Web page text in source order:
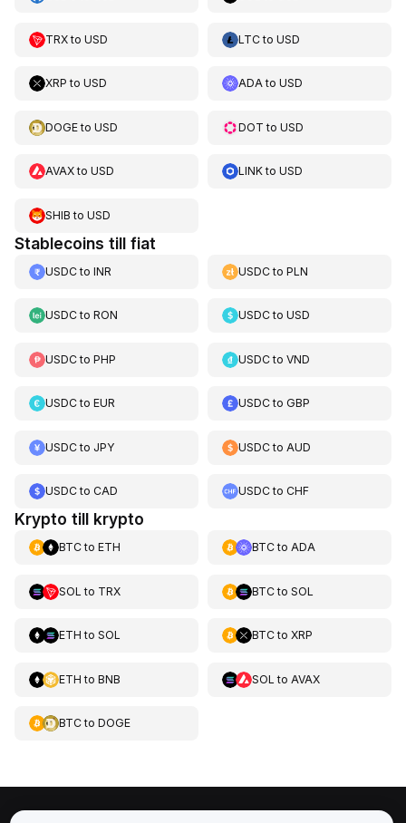
TRXto USD LTCtoUSD
XRP to USD ADAtoUSD
DOGEto USD DOT toUSD
AVAXto USD LINKtoUSD
SHIB to USD
Stablecoins till fiat
USDCto INR USDCtoPLN
USDCto RON USDCtoUSD
USDCto PHP USDCtoVND
USDCto EUR USDCtoGBP
USDCto JPY USDCto AUD
USDCto CAD USDCtoCHF
Krypto till krypto
BTCto ETH BTCto ADA
SOL to TRX BTCto SOL
ETH to SOL BTCto XRP
ETH to BNB SOL to AVAX
BTCto DOGE